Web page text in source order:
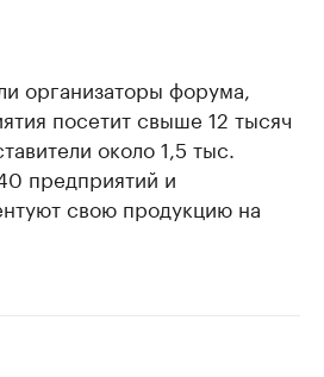
организаторы форума,
посетит свыше 12 тысяч
около 1,5 тыс.
предприятий и
свою продукцию на